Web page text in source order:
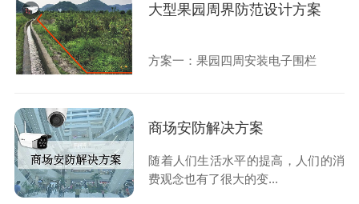
大型果园周界防范设计方案
方案一：果园四周安装电子围栏
商场安防解决方案
随着人们生活水平的提高，人们的消
费观念也有了很大的变...